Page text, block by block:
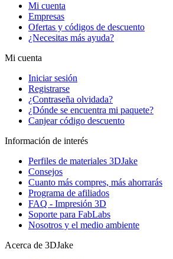
Mi cuenta
Empresas
Ofertas y códigos de descuento
¿Necesitas más ayuda?
Mi cuenta
Iniciar sesión
Registrarse
¿Contraseña olvidada?
¿Dónde se encuentra mi paquete?
Canjear código descuento
Información de interés
Perfiles de materiales 3DJake
Consejos
Cuanto más compres, más ahorrarás
Programa de afiliados
FAQ - Impresión 3D
Soporte para FabLabs
Nosotros y el medio ambiente
Acerca de 3DJake